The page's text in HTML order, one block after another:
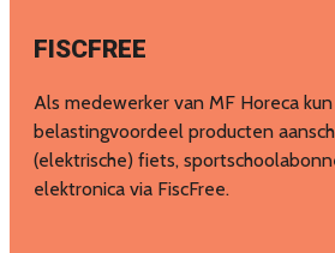
FISCFREE
Als medewerker van MF Horeca
belastingvoordeel producten
(elektrische) fiets,
elektronica via FiscFree.